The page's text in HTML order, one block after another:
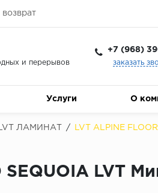
и перерывов
+7 (968)
заказать
Услуги О
LVT ЛАМИНАТ / LVT ALPINE
SEQUOIA LVT